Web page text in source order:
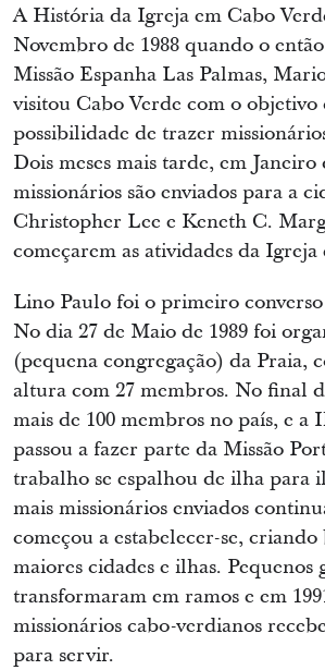
A História da Igreja em Cabo
Novembro de 1988 quando o
Missão Espanha Las Palmas,
visitou Cabo Verde com o objetivo
possibilidade de trazer
Dois meses mais tarde, em Janeiro
missionários são enviados para a
Christopher Lee e Keneth C.
começarem as atividades da
Lino Paulo foi o primeiro
No dia 27 de Maio de 1989 foi
(pequena congregação) da Praia,
altura com 27 membros. No final
mais de 100 membros no país, e a
passou a fazer parte da Missão
trabalho se espalhou de ilha para
mais missionários enviados
começou a estabelecer-se, criando
maiores cidades e ilhas. Pequenos
transformaram em ramos e em
missionários cabo-verdianos
para servir.